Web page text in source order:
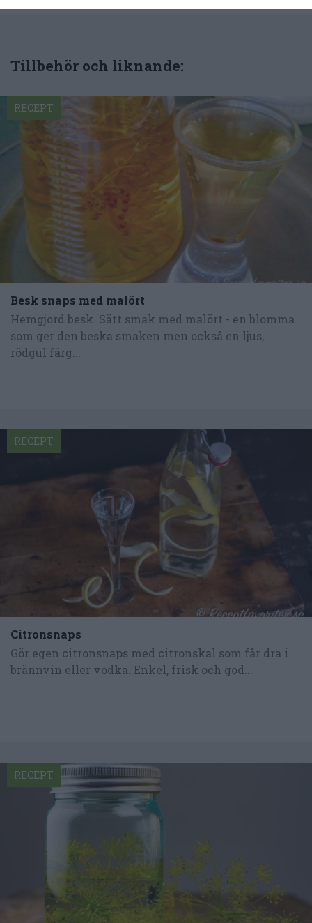
Tillbehör och liknande:
Besk snaps med malört
Hemgjord besk. Sätt smak med malört - en blomma
som ger den beska smaken men också en ljus,
rödgul färg...
RECEPT
Citronsnaps
Gör egen citronsnaps med citronskal som får dra i
brännvin eller vodka. Enkel, frisk och god...
RECEPT
RECEPT